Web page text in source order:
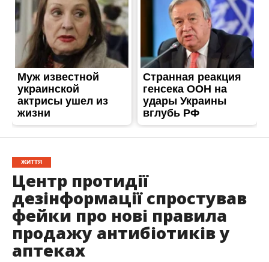
ЖИТТЯ
Центр протидії
дезінформації спростував
фейки про нові правила
продажу антибіотиків у
аптеках